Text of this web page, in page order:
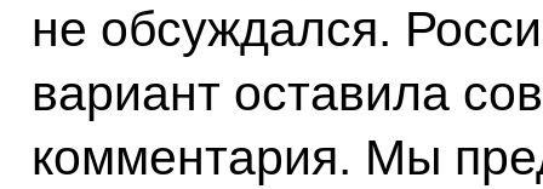
не обсуждался.
вариант оставила
комментария. Мы